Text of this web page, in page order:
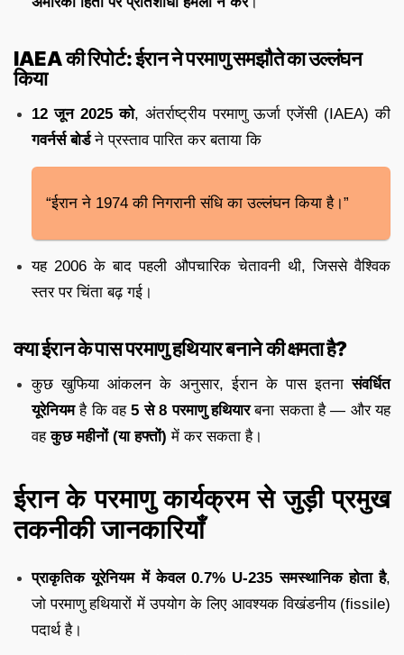
IAEA की रिपोर्ट: ईरान ने परमाणु समझौते का उल्लंघन
किया
12 जून 2025 को, अंतर्राष्ट्रीय परमाणु ऊर्जा एजेंसी (IAEA) की
गवर्नर्स बोर्डने प्रस्ताव पारित कर बताया कि
“ईरान ने 1974 की निगरानी संधि का उल्लंघन किया है।”
यह 2006 के बाद पहली औपचारिक चेतावनी थी, जिससे वैश्विक
स्तर पर चिंता बढ़ गई।
क्या ईरान के पास परमाणु हथियार बनाने की क्षमता है?
कुछ खुफिया आंकलन के अनुसार, ईरान के पास इतनासंवर्धित
यूरेनियमहै कि वह5 से 8 परमाणु हथियारबना सकता है — और यह
वहकुछ महीनों (या हफ्तों) में कर सकता है।
ईरान के परमाणु कार्यक्रम से जुड़ी प्रमुख
तकनीकी जानकारियाँ
प्राकृतिक यूरेनियम में केवल 0.7% U-235 समस्थानिक होता है,
जो परमाणु हथियारों में उपयोग के लिए आवश्यक विखंडनीय (fissile)
पदार्थ है।